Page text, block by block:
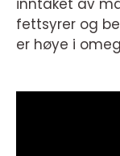
fettsyrer og
er høye i